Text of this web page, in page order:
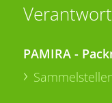
PAMIRA -